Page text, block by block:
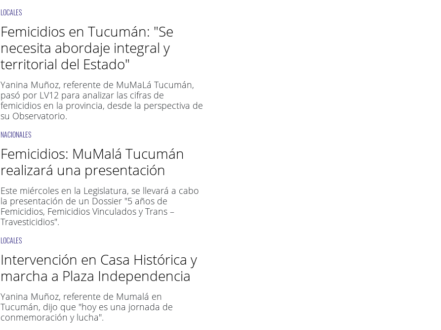
LOCALES
Femicidios en Tucumán: "Se
necesita abordaje integral y
territorial del Estado"
Yanina Muñoz, referente de MuMaLá Tucumán,
pasó por LV12 para analizar las cifras de
femicidios en la provincia, desde la perspectiva de
su Observatorio.
NACIONALES
Femicidios: MuMalá Tucumán
realizará una presentación
Este miércoles en la Legislatura, se llevará a cabo
la presentación de un Dossier "5 años de
Femicidios, Femicidios Vinculados y Trans –
Travesticidios".
LOCALES
Intervención en Casa Histórica y
marcha a Plaza Independencia
Yanina Muñoz, referente de Mumalá en
Tucumán, dijo que "hoy es una jornada de
conmemoración y lucha".